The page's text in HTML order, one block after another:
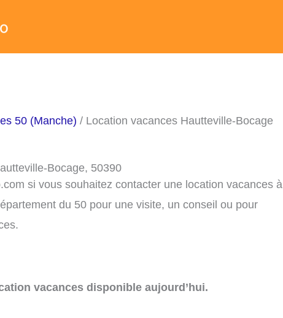
50 (Manche) / Location vacances Hautteville-Bocage
Bocage, 50390
si vous souhaitez contacter une location vacances à
du 50 pour une visite, un conseil ou pour
vacances disponible aujourd’hui.